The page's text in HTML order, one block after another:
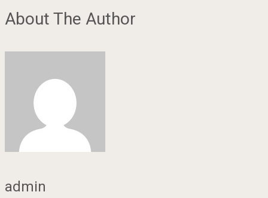
About The Author
admin